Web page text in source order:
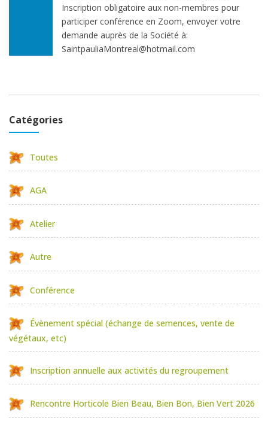
Inscription obligatoire aux non-membres pour
participer conférence en Zoom, envoyer votre
demande auprès de la Société à:
SaintpauliaMontreal@hotmail.com
Catégories
Toutes
AGA
Atelier
Autre
Conférence
Évènement spécial (échange de semences, vente de
végétaux, etc)
Inscription annuelle aux activités du regroupement
Rencontre Horticole Bien Beau, Bien Bon, Bien Vert 2026